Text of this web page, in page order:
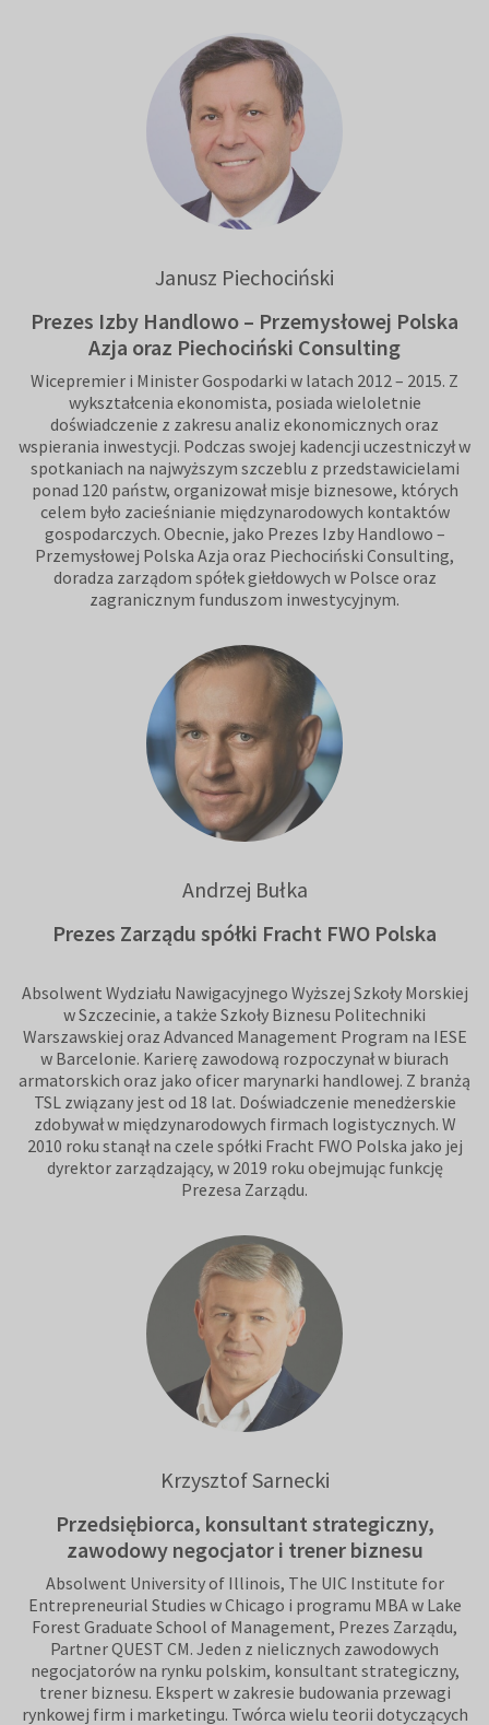
Janusz Piechociński
Prezes Izby Handlowo – Przemysłowej Polska
Azja oraz Piechociński Consulting
Wicepremier i Minister Gospodarki w latach 2012 – 2015. Z
wykształcenia ekonomista, posiada wieloletnie
doświadczenie z zakresu analiz ekonomicznych oraz
wspierania inwestycji. Podczas swojej kadencji uczestniczył w
spotkaniach na najwyższym szczeblu z przedstawicielami
ponad 120 państw, organizował misje biznesowe, których
celem było zacieśnianie międzynarodowych kontaktów
gospodarczych. Obecnie, jako Prezes Izby Handlowo –
Przemysłowej Polska Azja oraz Piechociński Consulting,
doradza zarządom spółek giełdowych w Polsce oraz
zagranicznym funduszom inwestycyjnym.
Andrzej Bułka
Prezes Zarządu spółki Fracht FWO Polska
Absolwent Wydziału Nawigacyjnego Wyższej Szkoły Morskiej
w Szczecinie, a także Szkoły Biznesu Politechniki
Warszawskiej oraz Advanced Management Program na IESE
w Barcelonie. Karierę zawodową rozpoczynał w biurach
armatorskich oraz jako oficer marynarki handlowej. Z branżą
TSL związany jest od 18 lat. Doświadczenie menedżerskie
zdobywał w międzynarodowych firmach logistycznych. W
2010 roku stanął na czele spółki Fracht FWO Polska jako jej
dyrektor zarządzający, w 2019 roku obejmując funkcję
Prezesa Zarządu.
Krzysztof Sarnecki
Przedsiębiorca, konsultant strategiczny,
zawodowy negocjator i trener biznesu
Absolwent University of Illinois, The UIC Institute for
Entrepreneurial Studies w Chicago i programu MBA w Lake
Forest Graduate School of Management, Prezes Zarządu,
Partner QUEST CM. Jeden z nielicznych zawodowych
negocjatorów na rynku polskim, konsultant strategiczny,
trener biznesu. Ekspert w zakresie budowania przewagi
rynkowej firm i marketingu. Twórca wielu teorii dotyczących